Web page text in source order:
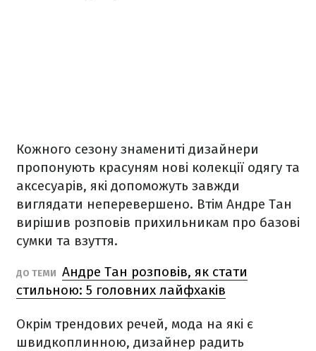
Кожного сезону знамениті дизайнери
пропонують красуням нові колекції одягу та
аксесуарів, які допоможуть завжди
виглядати неперевершено. Втім Андре Тан
вирішив розповів прихильникам про базові
сумки та взуття.
ДО ТЕМИ Андре Тан розповів, як стати
стильною: 5 головних лайфхаків
Окрім трендових речей, мода на які є
швидкоплинною, дизайнер радить